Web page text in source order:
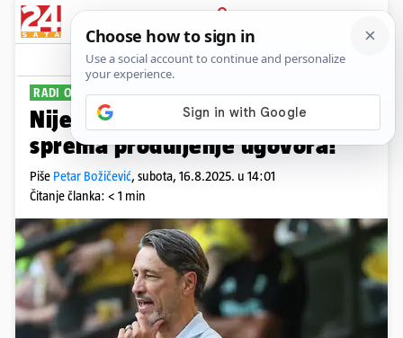
PRIJAVA
Sport Komentari
RADI ODLIČAN POSAO
Nijemci: 'Niki Kovaču Borussia
sprema produljenje ugovora!'
Piše Petar Božičević, subota, 16.8.2025. u 14:01
Čitanje članka: < 1 min